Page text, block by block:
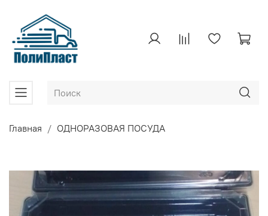
Главная ОДНОРАЗОВАЯ ПОСУДА